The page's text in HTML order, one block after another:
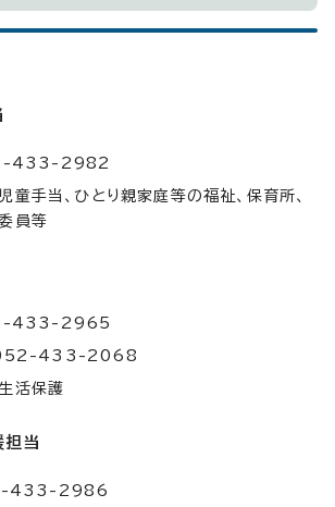
433-2982
童手当、ひとり親家庭等の福祉、保育所、
員等
433-2965
052-433-2068
活保護
担当
433-2986